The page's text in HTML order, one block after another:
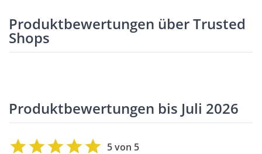
Produktbewertungen über Trusted
Shops
Produktbewertungen bis Juli 2026
5 von 5